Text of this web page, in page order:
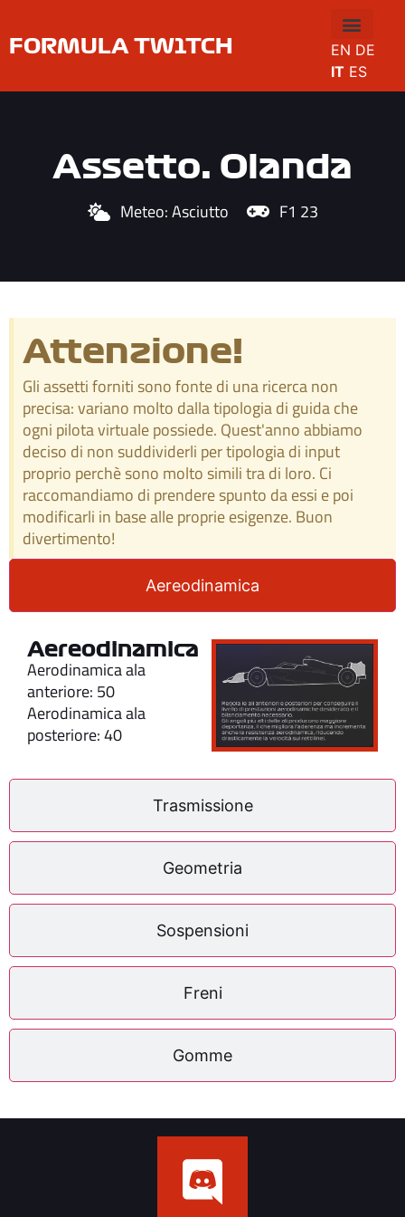
FORMULA TW1TCH EN DE
IT ES
Assetto: Olanda
Meteo:Asciutto F1 23
Attenzione!
Gli assetti forniti sono fonte di una ricerca non
precisa: variano molto dalla tipologia di guida che
ogni pilota virtuale possiede. Quest'anno abbiamo
deciso di non suddividerli per tipologia di input
proprio perchè sono molto simili tra di loro. Ci
raccomandiamo di prendere spunto da essi e poi
modificarli in base alle proprie esigenze. Buon
divertimento!
Aereodinamica
Trasmissione
Geometria
Sospensioni
Freni
Gomme
Aereodinamica
Aerodinamica ala
anteriore: 50
Aerodinamica ala
posteriore: 40